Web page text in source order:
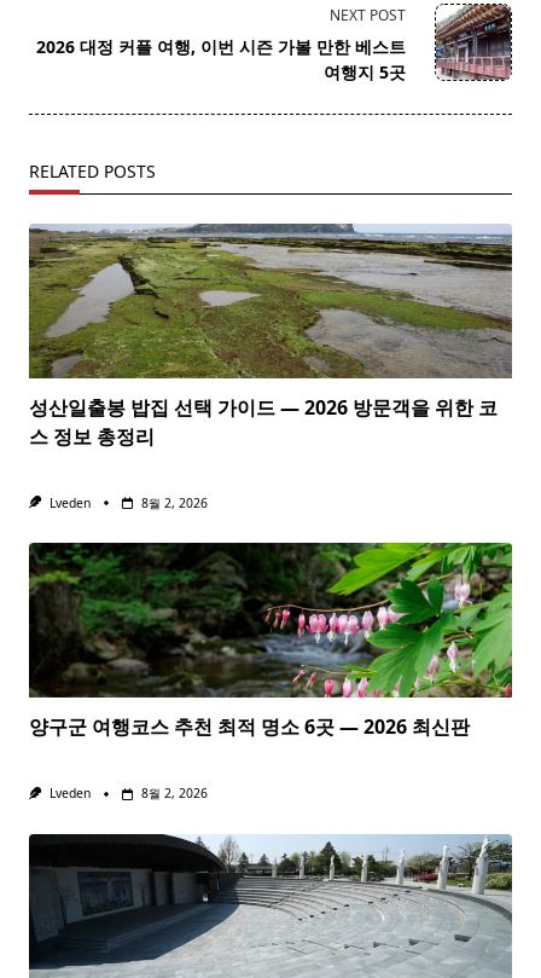
reader-
NEXT POST
2026 대정 커플 여행, 이번 시즌 가볼 만한 베스트
여행지 5곳
RELATED POSTS
성산일출봉 밥집 선택 가이드 — 2026 방문객을 위한 코
스 정보 총정리
Lveden 8월 2, 2026
양구군 여행코스 추천 최적 명소 6곳 — 2026 최신판
Lveden 8월 2, 2026